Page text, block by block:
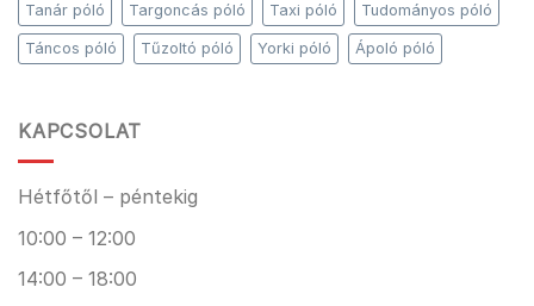
Tanár póló Targoncás póló Taxi póló Tudományos póló
Táncos póló Tűzoltó póló Yorki póló Ápoló póló
KAPCSOLAT
Hétfőtől – péntekig
10:00 – 12:00
14:00 – 18:00